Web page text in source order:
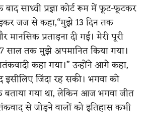
साध्वी प्रज्ञा कोर्ट रूम में फूट-फूटकर
जज से कहा,“मुझे 13 दिन तक
मानसिक प्रताड़ना दी गई। मेरी पूरी
साल तक मुझे अपमानित किया गया।
कहा गया।” उन्होंने आगे कहा,
इसीलिए जिंदा रह सकी। भगवा को
गया था, लेकिन आज भगवा जीत
से जोड़ने वालों को इतिहास कभी